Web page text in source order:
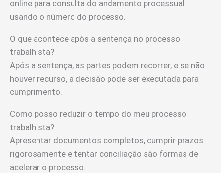
online para consulta do andamento processual
usando o número do processo.
O que acontece após a sentença no processo
trabalhista?
Após a sentença, as partes podem recorrer, e se não
houver recurso, a decisão pode ser executada para
cumprimento.
Como posso reduzir o tempo do meu processo
trabalhista?
Apresentar documentos completos, cumprir prazos
rigorosamente e tentar conciliação são formas de
acelerar o processo.